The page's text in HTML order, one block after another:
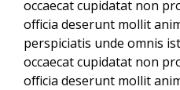
occaecat cupidatat non
officia deserunt mollit
perspiciatis unde omnis
occaecat cupidatat non
officia deserunt mollit